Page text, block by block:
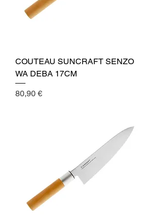
COUTEAU SUNCRAFT SENZO
WA DEBA 17CM
Cena
80,90 €